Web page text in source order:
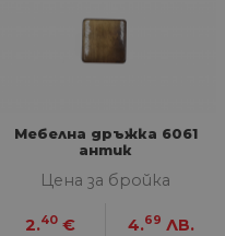
Мебелна дръжка 6061
антик
Цена за бройка
2.40 € 4.69 ЛВ.